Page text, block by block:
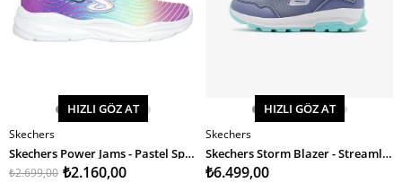
SEPETE EKLE
HIZLI GÖZ AT
Skechers
Skechers Power Jams - Pastel Speed Kız Çocuk Spor Ayakkabı
₺2.160,00
₺2.699,00
SEPETE EKLE
HIZLI GÖZ AT
Skechers
Skechers Storm Blazer - Streamline Coast Kız Çocuk Bot
₺6.499,00